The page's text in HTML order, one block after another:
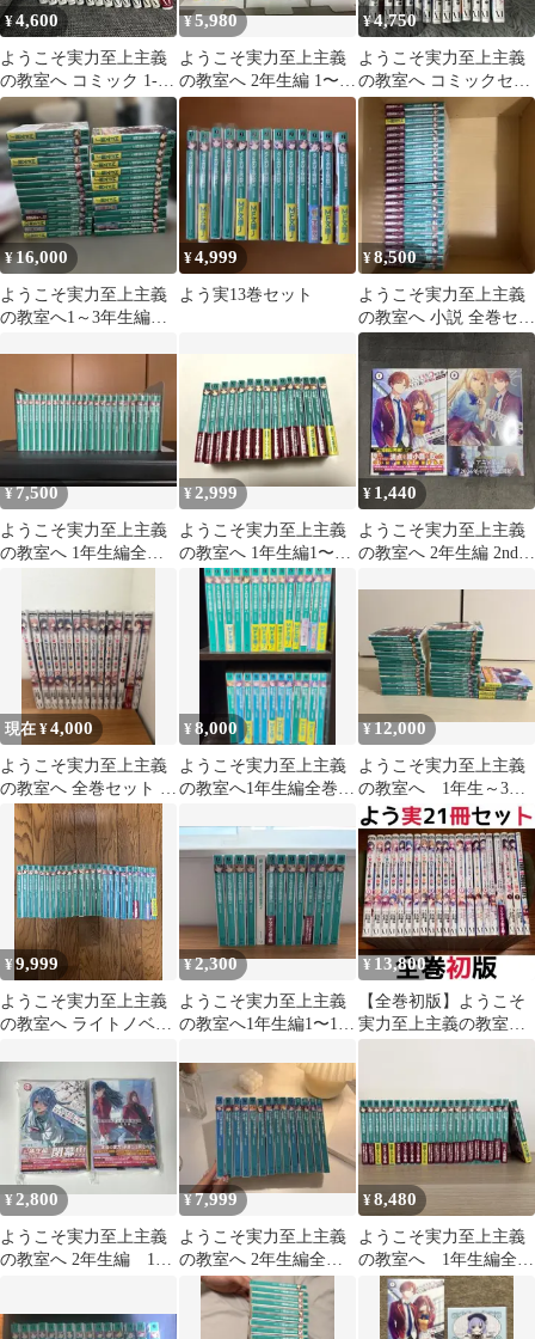
¥4,600
ようこそ実力至上主義
の教室へ コミック 1-11
巻+2年生編1巻 堀北
2巻
¥5,980
ようこそ実力至上主義
の教室へ 2年生編 1〜
12.5巻セット
¥4,750
ようこそ実力至上主義
の教室へ コミックセッ
ト
¥16,000
ようこそ実力至上主義
の教室へ1～3年生編全
生編9.75巻
¥4,999
よう実13巻セット
¥8,500
ようこそ実力至上主義
の教室へ 小説 全巻セッ
ト
¥7,500
ようこそ実力至上主義
の教室へ 1年生編全巻
¥2,999
ようこそ実力至上主義
の教室へ 1年生編1〜9
巻 2年生編1〜4巻
¥ 1,440
ようこそ実力至上主義
の教室へ 2年生編 2nd
現在 ¥4,000
ようこそ実力至上主義
の教室へ 全巻セット 漫
画
¥8,000
ようこそ実力至上主義
の教室へ1年生編全巻＋
¥12,000
ようこそ実力至上主義
の教室へ 1年生～3年
生 編 全巻セット 合計
33冊
¥9,999
ようこそ実力至上主義
の教室へ ライトノベル
¥2,300
ようこそ実力至上主義
の教室へ1年生編1〜10
（内未開封あり）
¥ 13,800
【全巻初版】ようこそ
実力至上主義の教室へ
¥2,800
ようこそ実力至上主義
の教室へ 2年生編 12.5
¥7,999
ようこそ実力至上主義
の教室へ 2年生編全巻
＋3年生 1,2,4巻 セット
¥8,480
ようこそ実力至上主義
の教室へ 1年生編全巻
2年生編1巻〜8巻